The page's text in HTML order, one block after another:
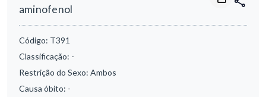
aminofenol
Código: T391
Classificação: -
Restrição do Sexo: Ambos
Causa óbito: -